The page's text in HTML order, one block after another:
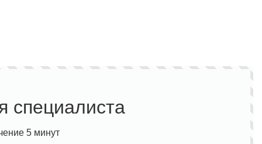
специалиста
5 минут